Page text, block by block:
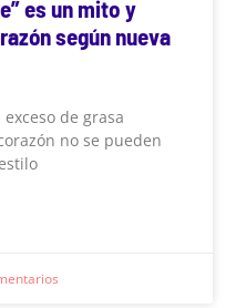
es un mito y
según nueva
de grasa
no se pueden